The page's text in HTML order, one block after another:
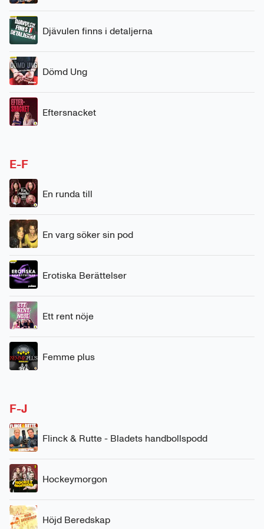
Djävulen finns i detaljerna
Dömd Ung
Eftersnacket
E-F
En runda till
En varg söker sin pod
Erotiska Berättelser
Ett rent nöje
Femme plus
F-J
Flinck & Rutte - Bladets handbollspodd
Hockeymorgon
Höjd Beredskap